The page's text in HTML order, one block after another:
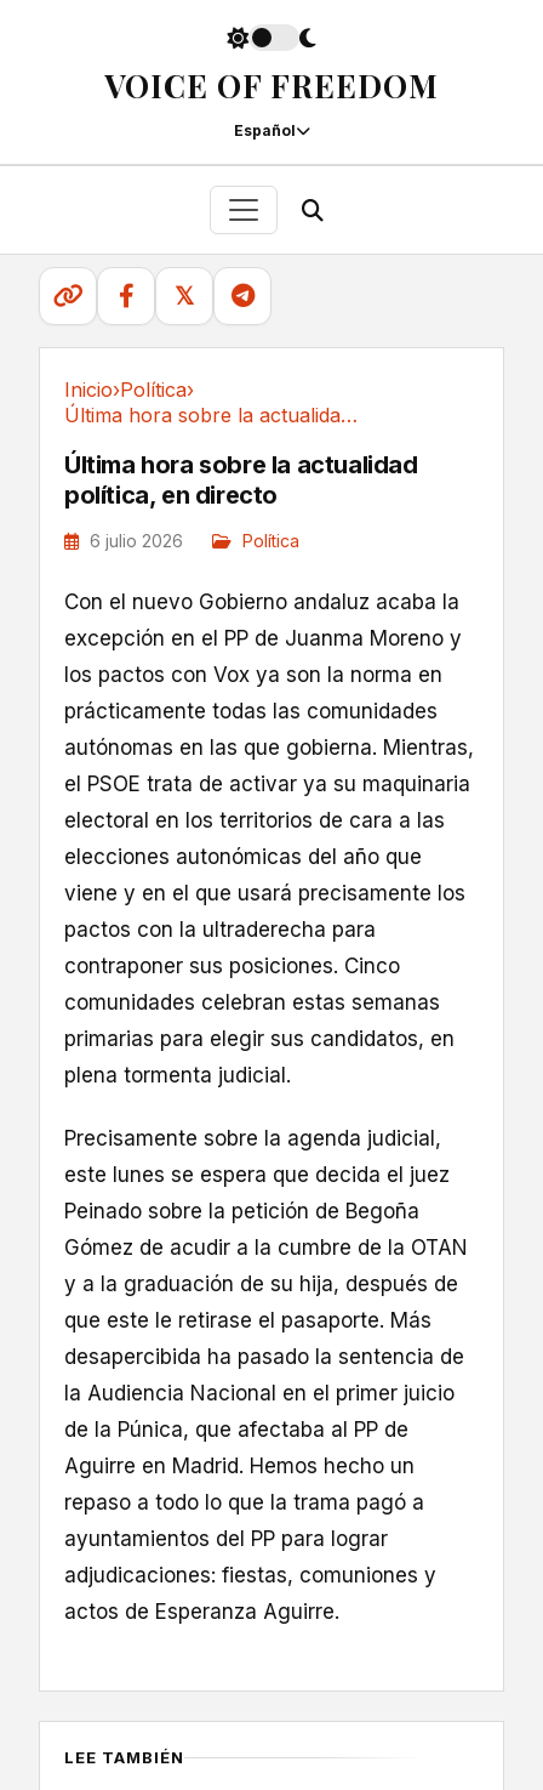
VOICE OF FREEDOM
Español
𝕏
Inicio›Política›
Última hora sobre la actualidad política, en directo
Última hora sobre la actualidad
política, en directo
6 julio 2026 Política
Con el nuevo Gobierno andaluz acaba la
excepción en el PP de Juanma Moreno y
los pactos con Vox ya son la norma en
prácticamente todas las comunidades
autónomas en las que gobierna. Mientras,
el PSOE trata de activar ya su maquinaria
electoral en los territorios de cara a las
elecciones autonómicas del año que
viene y en el que usará precisamente los
pactos con la ultraderecha para
contraponer sus posiciones. Cinco
comunidades celebran estas semanas
primarias para elegir sus candidatos, en
plena tormenta judicial.
Precisamente sobre la agenda judicial,
este lunes se espera que decida el juez
Peinado sobre la petición de Begoña
Gómez de acudir a la cumbre de la OTAN
y a la graduación de su hija, después de
que este le retirase el pasaporte. Más
desapercibida ha pasado la sentencia de
la Audiencia Nacional en el primer juicio
de la Púnica, que afectaba al PP de
Aguirre en Madrid. Hemos hecho un
repaso a todo lo que la trama pagó a
ayuntamientos del PP para lograr
adjudicaciones: fiestas, comuniones y
actos de Esperanza Aguirre.
LEE TAMBIÉN